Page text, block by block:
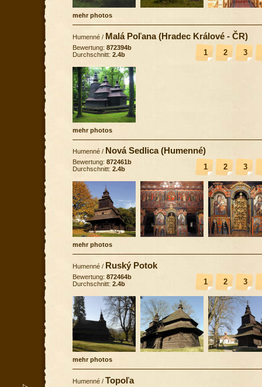
mehr photos
Humenné / Malá Poľana (Hradec Králové - ČR)
1 2 3
Bewertung: 872394b
Durchschnitt: 2.4b
mehr photos
Humenné / Nová Sedlica (Humenné)
1 2 3
Bewertung: 872461b
Durchschnitt: 2.4b
mehr photos
Humenné / Ruský Potok
1 2 3
Bewertung: 872464b
Durchschnitt: 2.4b
mehr photos
Humenné / Topoľa